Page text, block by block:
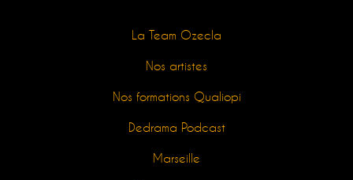
La Team Ozecla
Nos artistes
Nos formations Qualiopi
Dedrama Podcast
Marseille